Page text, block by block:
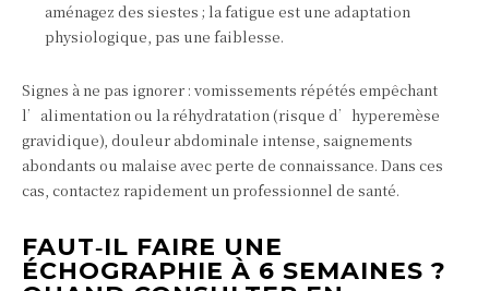
aménagez des siestes ; la fatigue est une adaptation
physiologique, pas une faiblesse.
Signes à ne pas ignorer : vomissements répétés empêchant
l’alimentation ou la réhydratation (risque d’hyperemèse
gravidique), douleur abdominale intense, saignements
abondants ou malaise avec perte de connaissance. Dans ces
cas, contactez rapidement un professionnel de santé.
FAUT‑IL FAIRE UNE
ÉCHOGRAPHIE À 6 SEMAINES ?